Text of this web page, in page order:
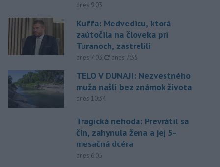
dnes 9:03
Kuffa: Medvedicu, ktorá
zaútočila na človeka pri
Turanoch, zastrelili
dnes 7:03, aktualizované
dnes 7:35
TELO V DUNAJI: Nezvestného
muža našli bez známok života
dnes 10:34
Tragická nehoda: Prevrátil sa
čln, zahynula žena a jej 5-
mesačná dcéra
dnes 6:05